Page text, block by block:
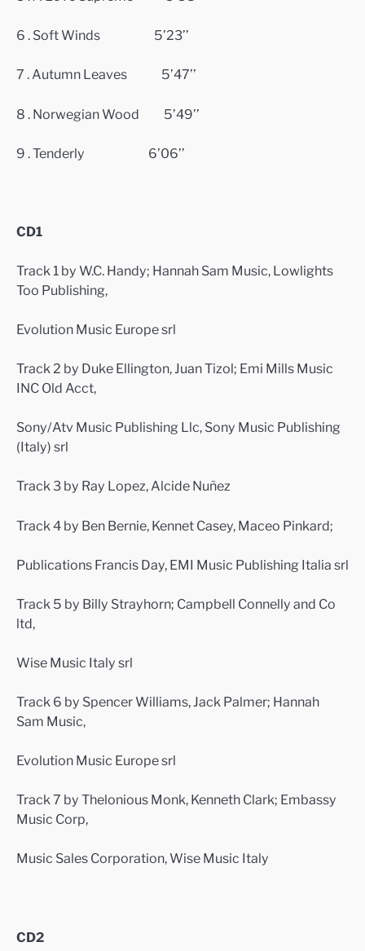
6 . Soft Winds 5’23’’
7 .Autumn Leaves 5’47’’
8 . Norwegian Wood 5’49’’
9 .Tenderly 6’06’’
CD1
Track 1 by W.C. Handy; Hannah Sam Music, Lowlights
Too Publishing,
Evolution Music Europe srl
Track 2 by Duke Ellington, Juan Tizol; Emi Mills Music
INC Old Acct,
Sony/Atv Music Publishing Llc, Sony Music Publishing
(Italy) srl
Track 3 by Ray Lopez, Alcide Nuñez
Track 4 by Ben Bernie, Kennet Casey, Maceo Pinkard;
Publications Francis Day, EMI Music Publishing Italia srl
Track 5 by Billy Strayhorn; Campbell Connelly and Co
ltd,
Wise Music Italy srl
Track 6 by Spencer Williams, Jack Palmer; Hannah
Sam Music,
Evolution Music Europe srl
Track 7 by Thelonious Monk, Kenneth Clark; Embassy
Music Corp,
Music Sales Corporation, Wise Music Italy
CD2